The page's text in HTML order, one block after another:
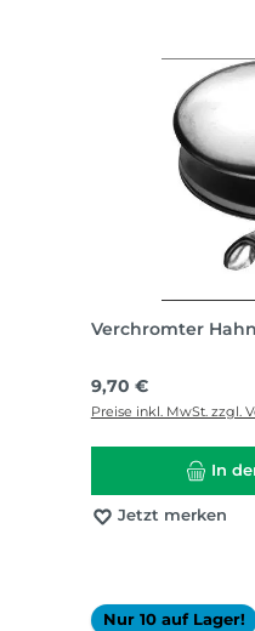
Verchromter
Regulärer Preis:
9,70 €
Preise inkl. MwSt. zzgl.
In
Jetzt merken
Nur 10 auf Lager!